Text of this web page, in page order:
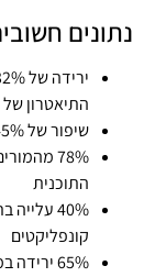
נתונים
התיאטרון
שיפור של 45% בתקשורת בין תלמידים לאחר סדנאות תיאטרון
78%
התוכנית
40%
קונפליקטים
65% ירידה במקרי אלימות חוזרים בקרב משתתפי הסדנאות